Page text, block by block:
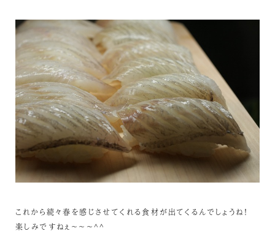
これから続々春を感じさせてくれる食材が出てくるんでしょうね！
楽しみですねぇ～～～^^